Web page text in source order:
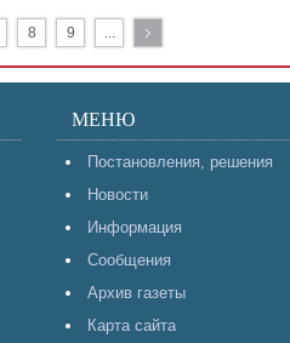
8 9 ...
МЕНЮ
Постановления, решения
Новости
Информация
Сообщения
Архив газеты
Карта сайта